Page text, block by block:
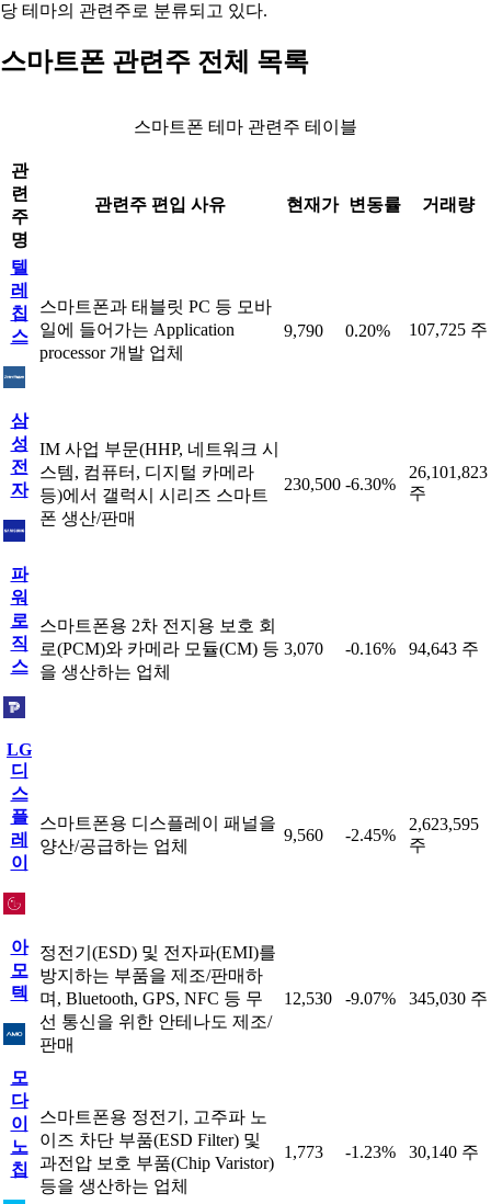
당 테마의 관련주로 분류되고 있다.
스마트폰 관련주 전체 목록
스마트폰 테마 관련주 테이블
관
련
주
명
관련주 편입 사유 현재가 변동률 거래량
텔
레
칩
스
스마트폰과 태블릿 PC 등 모바
일에 들어가는 Application
processor 개발 업체
9,790 0.20% 107,725 주
삼
성
전
자
IM 사업 부문(HHP, 네트워크 시
스템, 컴퓨터, 디지털 카메라
등)에서 갤럭시 시리즈 스마트
폰 생산/판매
230,500 -6.30%
26,101,823
주
파
워
로
직
스
스마트폰용 2차 전지용 보호 회
로(PCM)와 카메라 모듈(CM) 등
을 생산하는 업체
3,070 -0.16% 94,643 주
LG
디
스
플
레
이
스마트폰용 디스플레이 패널을
양산/공급하는 업체
9,560 -2.45%
2,623,595
주
아
모
텍
정전기(ESD) 및 전자파(EMI)를
방지하는 부품을 제조/판매하
며, Bluetooth, GPS, NFC 등 무
선 통신을 위한 안테나도 제조/
판매
12,530 -9.07% 345,030 주
모
다
이
노
칩
스마트폰용 정전기, 고주파 노
이즈 차단 부품(ESD Filter) 및
과전압 보호 부품(Chip Varistor)
등을 생산하는 업체
1,773 -1.23% 30,140 주